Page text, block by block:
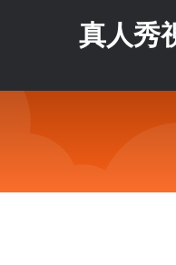
真人秀